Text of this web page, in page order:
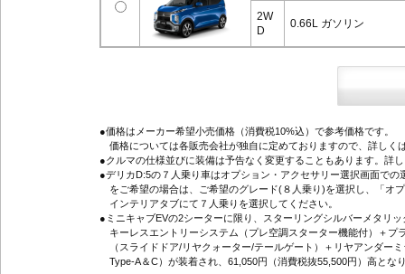
2W
D
0.66L ガソリン
●価格はメーカー希望小売価格（消費税10%込）で参考価格です。
価格については各販売会社が独自に定めておりますので、詳しく
●クルマの仕様並びに装備は予告なく変更することもあります。詳
●デリカD:5の７人乗り車はオプション・アクセサリー選択画面での
をご希望の場合は、ご希望のグレード(８人乗り)を選択し、「オ
インテリアタブにて７人乗りを選択してください。
●ミニキャブEVの2シーターに限り、スターリングシルバーメタリ
キーレスエントリーシステム（プレ空調スターター機能付）＋プ
（スライドドア/リヤクォーター/テールゲート）＋リヤアンダー
Type-A＆C）が装着され、61,050円（消費税抜55,500円）高とな